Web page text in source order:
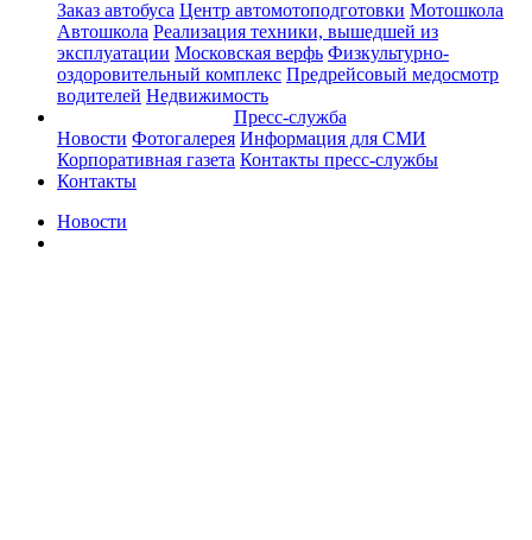
Заказ автобуса Центр автомотоподготовки Мотошкола
Автошкола Реализация техники, вышедшей из
эксплуатации Московская верфь Физкультурно-
оздоровительный комплекс Предрейсовый медосмотр
водителей Недвижимость
Пресс-служба
Новости Фотогалерея Информация для СМИ
Корпоративная газета Контакты пресс-службы
Контакты
Новости